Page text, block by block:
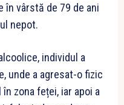
în vârstă de 79 de ani
nepot.
individul a
unde a agresat-o fizic
zona feței, iar apoi a